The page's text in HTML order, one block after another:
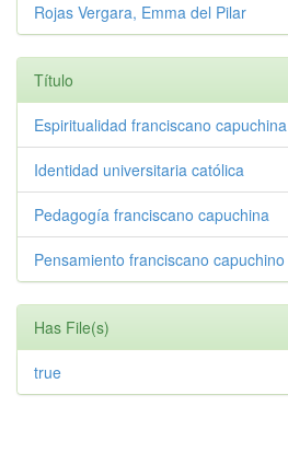
Rojas Vergara, Emma del Pilar
Título
Espiritualidad franciscano capuchina
Identidad universitaria católica
Pedagogía franciscano capuchina
Pensamiento franciscano capuchino
Has File(s)
true